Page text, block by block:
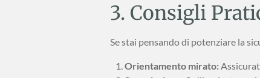
3. Consigli
Se stai pensando di potenziare la
Orientamento mirato: